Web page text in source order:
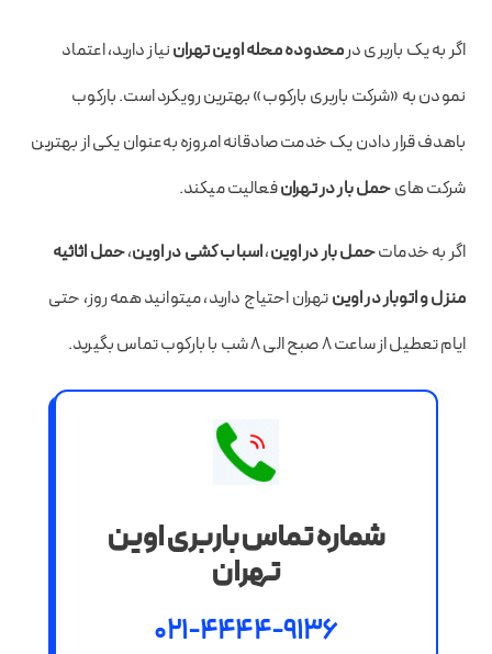
اگر به یک باربری درمحدوده محله اوین تهراننیاز دارید، اعتماد
نمودن به «شرکت باربری بارکوب» بهترین رویکرد است. بارکوب
باهدف قرار دادن یک خدمت صادقانه امروزه به‌عنوان یکی از بهترین
شرکت هایحمل بار در تهرانفعالیت میکند.
اگر به خدماتحمل بار در اوین،اسباب کشی در اوین،حمل اثاثیه
منزل و اتوبار در اوینتهران احتیاج دارید، میتوانید همه روز، حتی
ایام تعطیل از ساعت 8 صبح الی 8 شب با بارکوب تماس بگیرید.
شماره تماس باربری اوین
تهران
021-4444-9136